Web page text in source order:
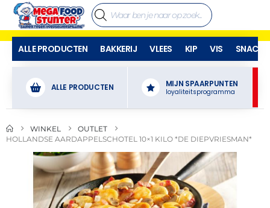
ALLE PRODUCTEN BAKKERIJ VLEES KIP VIS SNACKS
ALLE PRODUCTEN MIJN SPAARPUNTEN
loyaliteitsprogramma
WINKEL
OUTLET
HOLLANDSE AARDAPPELSCHOTEL 10×1 KILO *DE DIEPVRIESMAN*